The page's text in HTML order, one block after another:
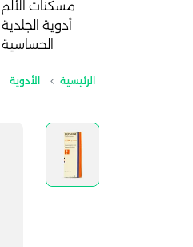
مسكنات الألم
أدوية الجلدية
الحساسية
الرئيسية الأدوية